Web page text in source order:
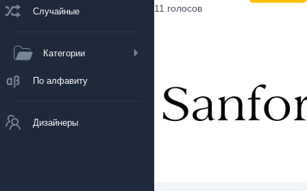
Случайные
Категории
По алфавиту
Дизайнеры
11 голосов